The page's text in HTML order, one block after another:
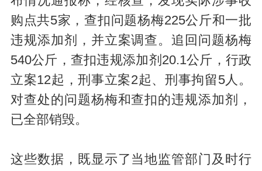
购点共5家，查扣问题杨梅225公斤和一批
违规添加剂，并立案调查。追回问题杨梅
540公斤，查扣违规添加剂20.1公斤，行政
立案12起，刑事立案2起、刑事拘留5人。
对查处的问题杨梅和查扣的违规添加剂，
已全部销毁。
这些数据，既显示了当地监管部门及时行